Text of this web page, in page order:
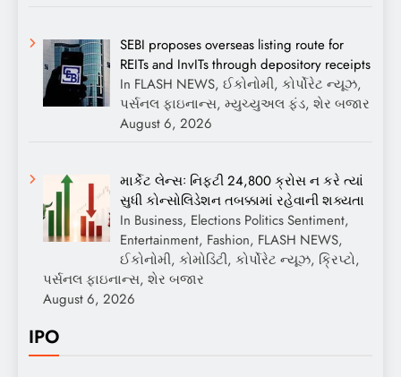
SEBI proposes overseas listing route for
REITs and InvITs through depository receipts
In FLASH NEWS, ઈકોનોમી, કોર્પોરેટ ન્યૂઝ,
પર્સનલ ફાઇનાન્સ, મ્યુચ્યુઅલ ફંડ, શેર બજાર
August 6, 2026
માર્કેટ લેન્સઃ નિફ્ટી 24,800 ક્રોસ ન કરે ત્યાં
સુધી કોન્સોલિડેશન તબક્કામાં રહેવાની શક્યતા
In Business, Elections Politics Sentiment,
Entertainment, Fashion, FLASH NEWS,
ઈકોનોમી, કોમોડિટી, કોર્પોરેટ ન્યૂઝ, ક્રિપ્ટો,
પર્સનલ ફાઇનાન્સ, શેર બજાર
August 6, 2026
IPO